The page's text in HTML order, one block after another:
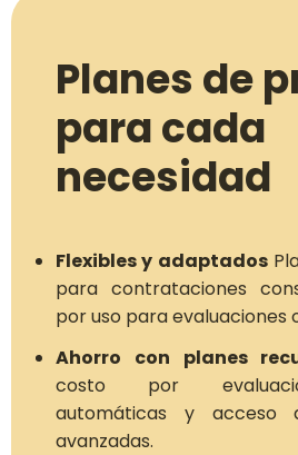
Planes de
para cada
necesidad
Flexibles y adaptados
para contrataciones
por uso para evaluaciones
Ahorro con planes
costo por
automáticas y acceso
avanzadas.